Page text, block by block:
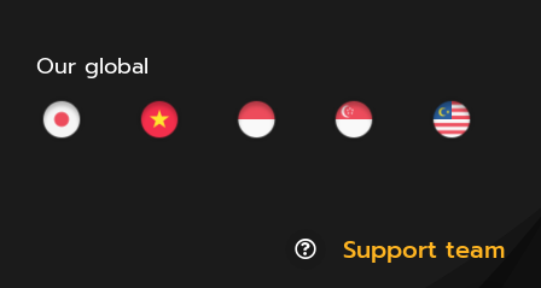
Our global
Support team